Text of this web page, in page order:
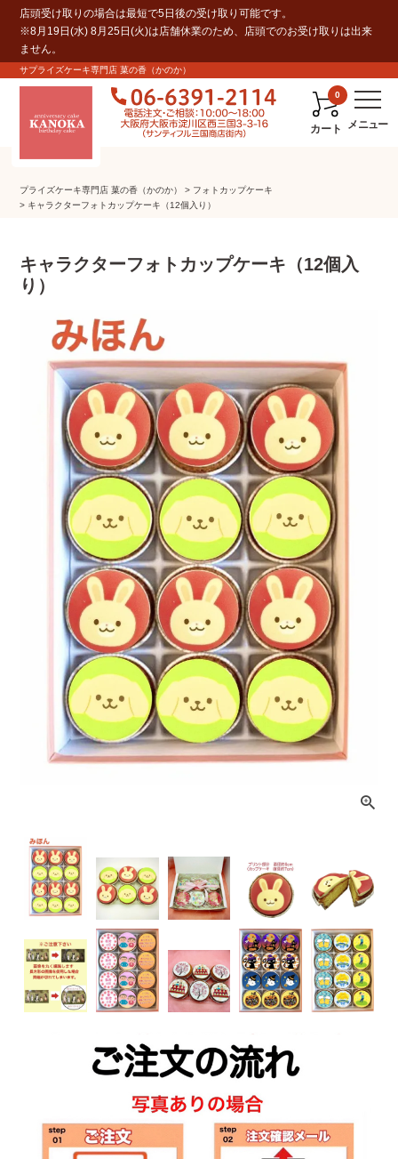
店頭受け取りの場合は最短で5日後の受け取り可能です。
※8月19日(水) 8月25日(火)は店舗休業のため、店頭でのお受け取りは出来
ません。
サプライズケーキ専門店 菓の香（かのか）
0
カート
プライズケーキ専⾨店 菓の⾹（かのか）
フォトカップケーキ
キャラクターフォトカップケーキ（12個入り）
キャラクターフォトカップケーキ（12個入
り）